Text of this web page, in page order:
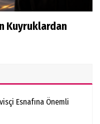
Kuyruklardan
Esnafına Önemli